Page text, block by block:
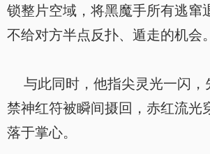
锁整片空域，将黑魔手所有逃窜
不给对方半点反扑、遁走的机会。
与此同时，他指尖灵光一闪，
禁神红符被瞬间摄回，赤红流光
落于掌心。